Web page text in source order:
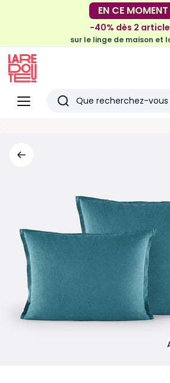
-30€ tous les
sur le meuble & la
EN CE MOMENT
-40% dès 2
sur le linge de maison et
Menu
Redoute
Rechercher